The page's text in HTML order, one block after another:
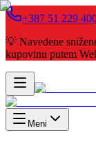
+387 51 229
💡 Navedene
kupovinu putem
Meni